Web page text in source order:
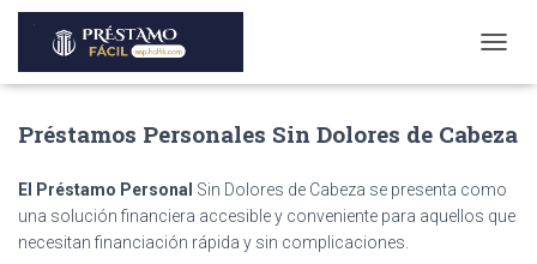
O
G
N
A
Préstamos Personales Sin Dolores de Cabeza
El Préstamo Personal Sin Dolores de Cabeza se presenta como
una solución financiera accesible y conveniente para aquellos que
necesitan financiación rápida y sin complicaciones.